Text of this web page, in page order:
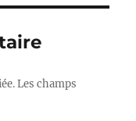
Les champs